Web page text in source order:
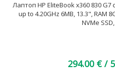
Лаптоп HP EliteBook x360 830 G7
up to 4.20GHz 6MB, 13.3", RAM
NVMe
294.00 € /